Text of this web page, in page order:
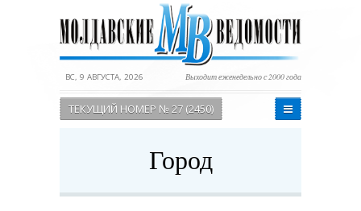
ВС, 9 АВГУСТА, 2026 Выходит еженедельно с 2000 года
ТЕКУЩИЙ НОМЕР № 27 (2450)
Город